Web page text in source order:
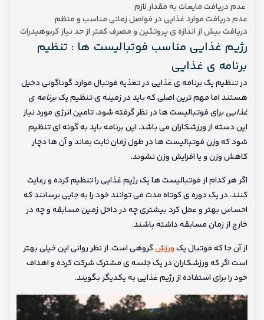
عدم دریافت مایعات به مقدار لازم
عدم دریافت موارد غذایی در فواصل زمانی مناسب و منظم
دریافت بیش از اندازه ی پروتئین و مصرف کمتر از حد نیاز کربوهیدرات
رژیم غذایی مناسب فوتبالیست ها : تنظیم
برنامه ی غذایی
در تنظیم یک برنامه ی غذایی در تغذیه فوتبال موارد گوناگونی دخیل
هستند اما مهم ترین اصلی که باید در زمینه ی تنظیم یکبرنامه ی
غذایی برای فوتبالیست ها در نظر گرفته شود، تامین انرژی مورد نیاز
این دسته از ورزشکاران می باشد. این برنامه باید به گونه ای تنظیم
شود که وزن فوتبالیست ها در طول زمان ثابت بماند و آن ها دچار
کاهش وزن و یا افزایش وزن نشوند.
اگر هر کدام از فوتبالیست ها یک رژیم غذایی را تنظیم کرده و رعایت
کنند، در یک دوره ی کوتاه مدت می توانند خود را به جایی برسانند که
احساس بهتر و عمل کرد بیشتری چه در داخل زمین مسابقه و چه در
خارج از زمان مسابقه داشته باشند.
از آن جا که فوتبال یکورزشگروهی است، از نظر روانی این خیلی بهتر
است اگر که ورزشکاران در یک جلسه ی مشترک شرکت کرده و اهداف
خود را برای استفاده از رژیم غذایی به یکدیگر بگویند.